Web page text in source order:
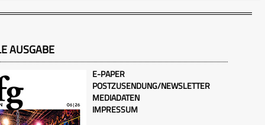
AUSGABE
E-PAPER
POSTZUSENDUNG/NEWSLETTER
MEDIADATEN
IMPRESSUM